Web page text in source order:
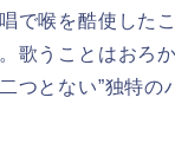
で喉を酷使した
歌うことはおろ
つとない”独特の